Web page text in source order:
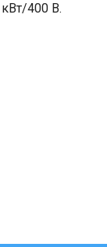
400 В.